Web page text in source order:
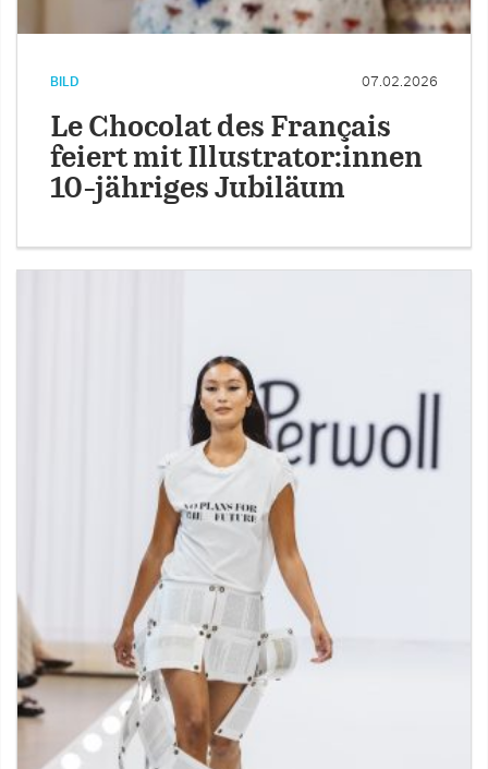
BILD 07.02.2026
Le Chocolat des Français
feiert mit Illustrator:innen
10-jähriges Jubiläum